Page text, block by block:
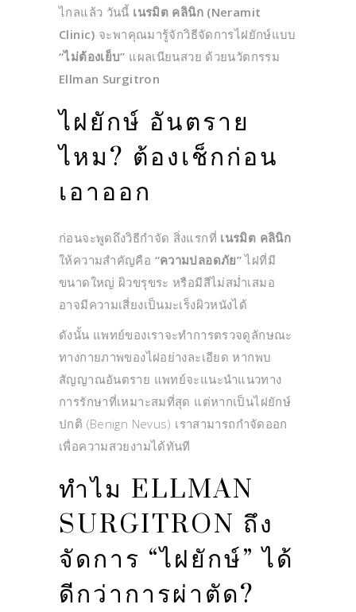
ไกลแล้ว วันนี้ เนรมิต คลินิก (Neramit
Clinic) จะพาคุณมารู้จักวิธีจัดการไฝยักษ์แบบ
“ไม่ต้องเย็บ” แผลเนียนสวย ด้วยนวัตกรรม
Ellman Surgitron
ไฝยักษ์ อันตราย
ไหม? ต้องเช็กก่อน
เอาออก
ก่อนจะพูดถึงวิธีกำจัด สิ่งแรกที่ เนรมิต คลินิก
ให้ความสำคัญคือ “ความปลอดภัย”ไฝที่มี
ขนาดใหญ่ ผิวขรุขระ หรือมีสีไม่สม่ำเสมอ
อาจมีความเสี่ยงเป็นมะเร็งผิวหนังได้
ดังนั้น แพทย์ของเราจะทำการตรวจดูลักษณะ
ทางกายภาพของไฝอย่างละเอียด หากพบ
สัญญาณอันตราย แพทย์จะแนะนำแนวทาง
การรักษาที่เหมาะสมที่สุด แต่หากเป็นไฝยักษ์
ปกติ (Benign Nevus) เราสามารถกำจัดออก
เพื่อความสวยงามได้ทันที
ทำไม ELLMAN
SURGITRON ถึง
จัดการ “ไฝยักษ์” ได้
ดีกว่าการผ่าตัด?